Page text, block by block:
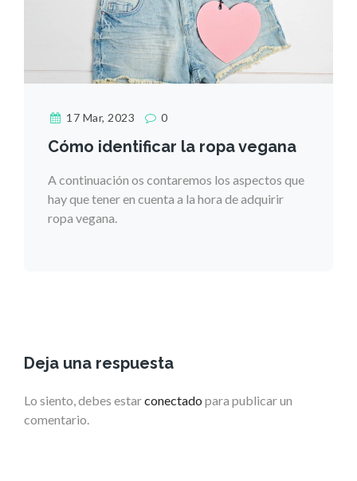
17 Mar, 2023 0
Cómo identificar la ropa vegana
A continuación os contaremos los aspectos que
hay que tener en cuenta a la hora de adquirir
ropa vegana.
Deja una respuesta
Lo siento, debes estarconectado para publicar un
comentario.